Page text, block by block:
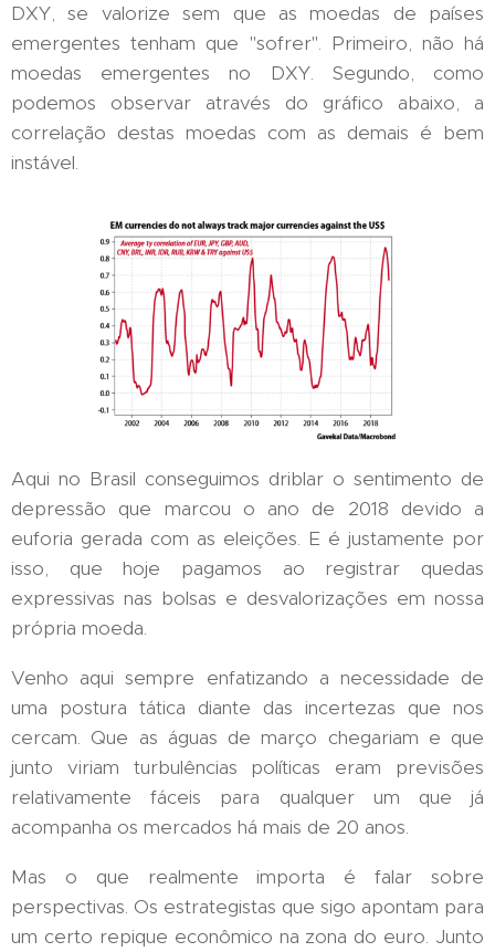
DXY, se valorize sem que as moedas de países
emergentes tenham que "sofrer". Primeiro, não há
moedas emergentes no DXY. Segundo, como
podemos observar através do gráfico abaixo, a
correlação destas moedas com as demais é bem
instável.
Aqui no Brasil conseguimos driblar o sentimento de
depressão que marcou o ano de 2018 devido a
euforia gerada com as eleições. E é justamente por
isso, que hoje pagamos ao registrar quedas
expressivas nas bolsas e desvalorizações em nossa
própria moeda.
Venho aqui sempre enfatizando a necessidade de
uma postura tática diante das incertezas que nos
cercam. Que as águas de março chegariam e que
junto viriam turbulências políticas eram previsões
relativamente fáceis para qualquer um que já
acompanha os mercados há mais de 20 anos.
Mas o que realmente importa é falar sobre
perspectivas. Os estrategistas que sigo apontam para
um certo repique econômico na zona do euro. Junto